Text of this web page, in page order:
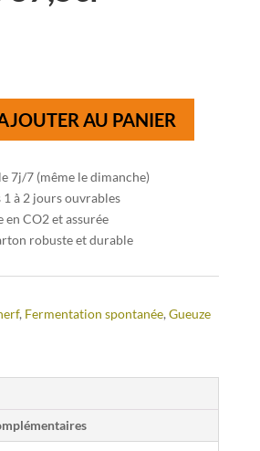
AU PANIER
7j/7 (même le dimanche)
à 2 jours ouvrables
CO2 et assurée
robuste et durable
, Fermentation spontanée, Gueuze